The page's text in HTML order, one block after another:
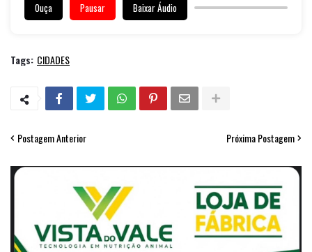
Ouça Pausar Baixar Áudio
Tags: CIDADES
Postagem Anterior Próxima Postagem